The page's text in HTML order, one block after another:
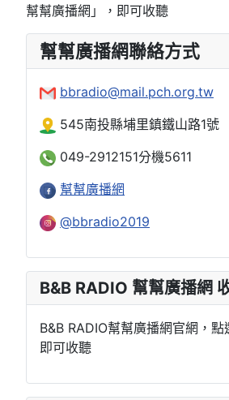
幫幫廣播網」，即可收聽
幫幫廣播網聯絡方式
bbradio@mail.pch.org.tw
545南投縣埔里鎮鐵山路1號
049-2912151分機5611
幫幫廣播網
@bbradio2019
B&B RADIO 幫幫廣播網
B&B RADIO幫幫廣播網官網，
即可收聽